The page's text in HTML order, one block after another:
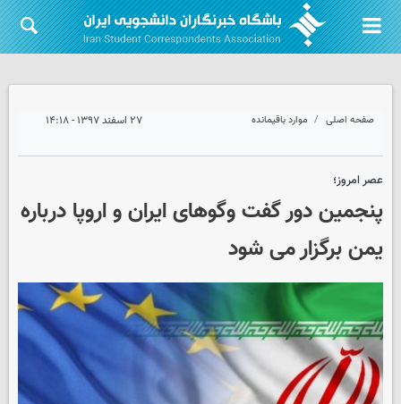
صفحه اصلی موارد باقیمانده ۲۷ اسفند ۱۳۹۷ - ۱۴:۱۸
عصر امروز؛
پنجمین دور گفت وگوهای ایران و اروپا درباره
یمن برگزار می شود